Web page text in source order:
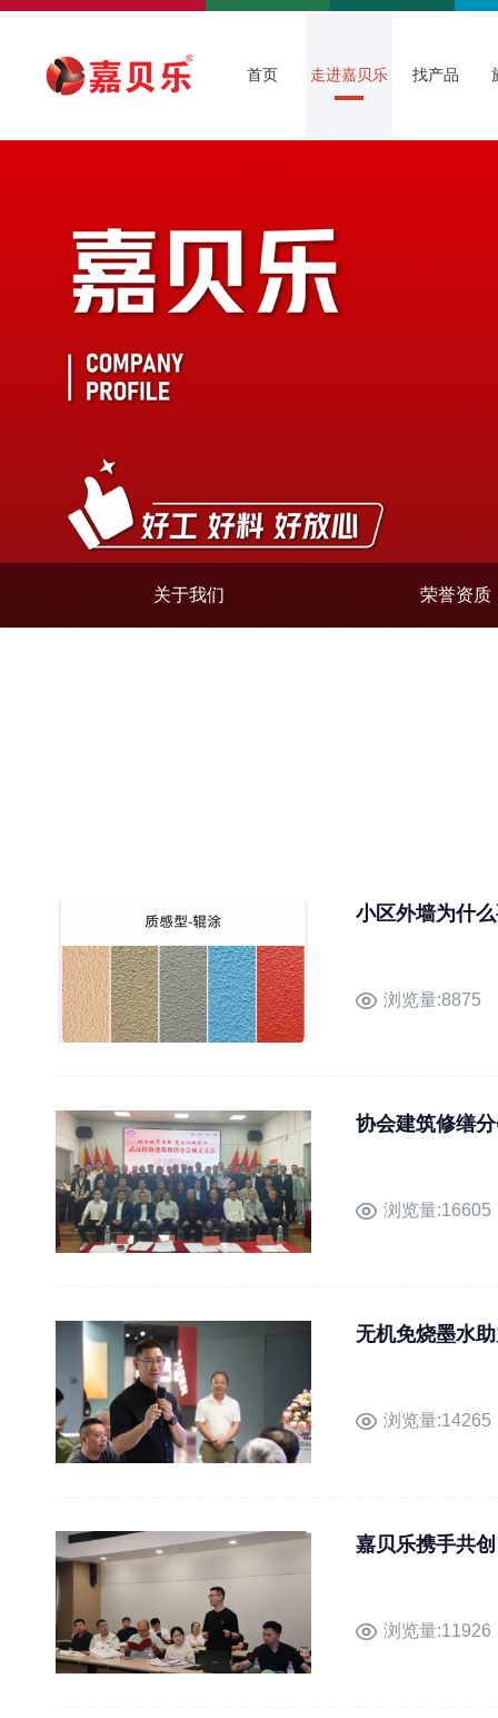
首页 走进嘉贝乐 找产品
关于我们 荣誉资质
小区外墙为什
浏览量:8875
协会建筑修缮
浏览量:16605
无机免烧墨水
浏览量:14265
嘉贝乐携手共
浏览量:11926